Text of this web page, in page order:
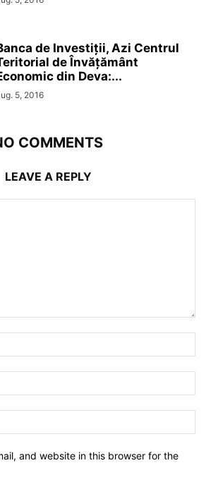
de Investiții, Azi Centrul
de Învățământ
din Deva:...
5, 2016
COMMENTS
LEAVE A REPLY
and website in this browser for the